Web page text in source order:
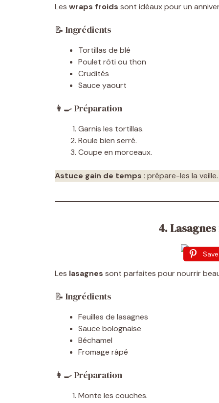
Les wraps froids sont idéaux pour un
📝 Ingrédients
Tortillas de blé
Poulet rôti ou thon
Crudités
Sauce yaourt
👩‍🍳 Préparation
Garnis les tortillas.
Roule bien serré.
Coupe en morceaux.
Astuce gain de temps : prépare-les la veille.
4.
Save
Les lasagnes sont parfaites pour nourrir
📝 Ingrédients
Feuilles de lasagnes
Sauce bolognaise
Béchamel
Fromage râpé
👩‍🍳 Préparation
Monte les couches.